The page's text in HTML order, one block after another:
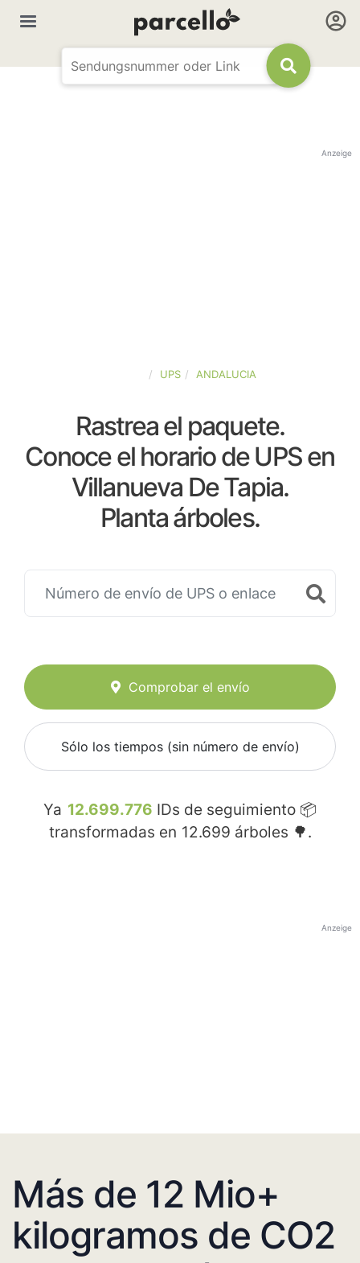
Anzeige
UPS ANDALUCIA
Rastrea el paquete.
Conoce el horario de UPS en
Villanueva De Tapia.
Planta árboles.
Comprobar el envío
Sólo los tiempos (sin número de envío)
Ya 12.699.776 IDs de seguimiento 📦
transformadas en 12.699 árboles 🌳.
Anzeige
Más de 12 Mio+
kilogramos de CO2